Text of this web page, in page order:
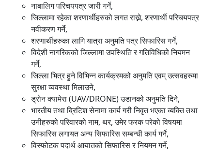
नाबालिग परिचयपत्र जारी गर्ने,
जिल्लामा रहेका शरणार्थीहरुको लगत राख्ने, शरणार्थी परिचयपत्र
नवीकरण गर्ने,
शरणार्थीहरुका लागि यात्रा अनुमति पत्र सिफारिस गर्ने,
विदेशी नागरिकको जिल्लामा उपस्थिति र गतिविधिको नियमन
गर्ने,
जिल्ला भित्र हुने विभिन्न कार्यक्रमको अनुमति एवम् उत्सवहरुमा
सुरक्षा व्यवस्था मिलाउने,
ड्रोन क्यामेरा (UAV/DRONE) उडानको अनुमति दिने,
भारतीय तथा ब्रिटिश सेनामा कार्य गरी निवृत भएका व्यक्ति तथा
उनीहरुको परिवारको नाम, थर, उमेर फरक परेको विषयमा
सिफारिस लगायत अन्य सिफारिस सम्बन्धी कार्य गर्ने,
विस्फोटक पदार्थ आयातको सिफारिस र नियमन गर्ने,